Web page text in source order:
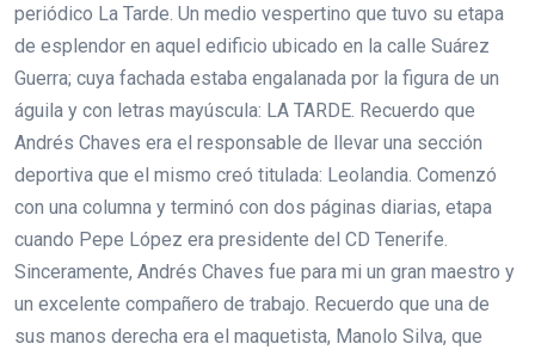
periódico La Tarde. Un medio vespertino que tuvo su etapa
de esplendor en aquel edificio ubicado en la calle Suárez
Guerra; cuya fachada estaba engalanada por la figura de un
águila y con letras mayúscula: LA TARDE. Recuerdo que
Andrés Chaves era el responsable de llevar una sección
deportiva que el mismo creó titulada: Leolandia. Comenzó
con una columna y terminó con dos páginas diarias, etapa
cuando Pepe López era presidente del CD Tenerife.
Sinceramente, Andrés Chaves fue para mi un gran maestro y
un excelente compañero de trabajo. Recuerdo que una de
sus manos derecha era el maquetista, Manolo Silva, que